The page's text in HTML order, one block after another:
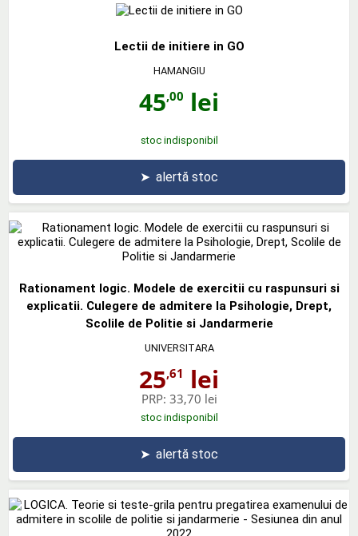
Lectii de initiere in GO
HAMANGIU
45,00 lei
stoc indisponibil
➤ alertă stoc
Rationament logic. Modele de exercitii cu raspunsuri si
explicatii. Culegere de admitere la Psihologie, Drept,
Scolile de Politie si Jandarmerie
UNIVERSITARA
25,61 lei
PRP: 33,70 lei
stoc indisponibil
➤ alertă stoc